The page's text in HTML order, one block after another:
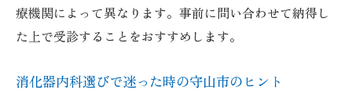
療機関によって異なります。事前に問い合わせて納得し
た上で受診することをおすすめします。
消化器内科選びで迷った時の守山市のヒント